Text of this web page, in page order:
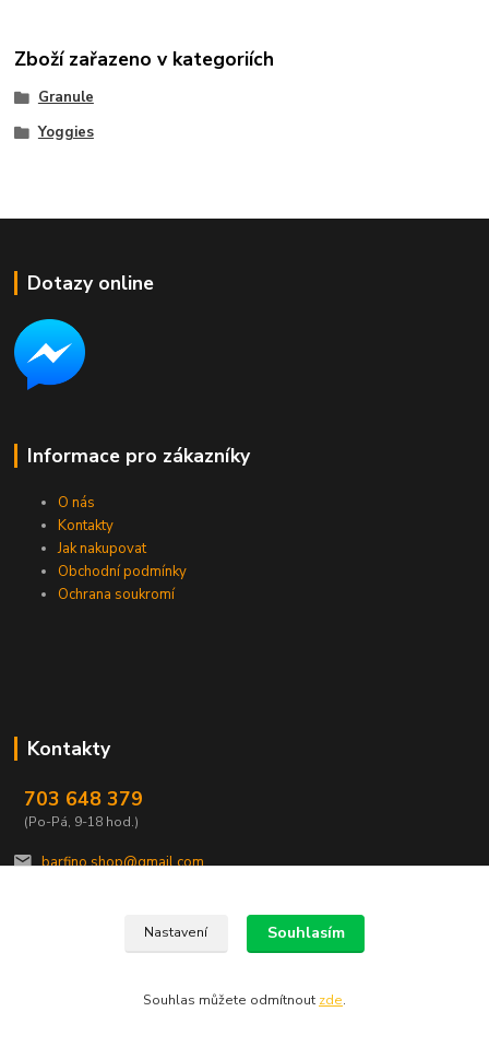
Zboží zařazeno v kategoriích
Granule
Yoggies
Dotazy online
Informace pro zákazníky
O nás
Kontakty
Jak nakupovat
Obchodní podmínky
Ochrana soukromí
Kontakty
703 648 379
(Po-Pá, 9-18 hod.)
barfino.shop@gmail.com
Nastavení Souhlasím
Souhlas můžete odmítnout zde.